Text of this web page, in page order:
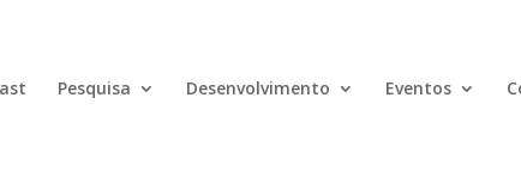
Pesquisa Desenvolvimento Eventos